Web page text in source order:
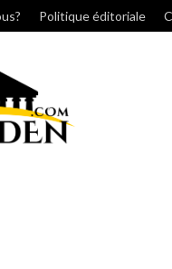
Politique éditoriale